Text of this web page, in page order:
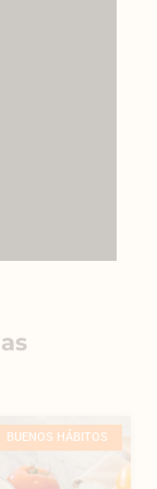
BUENOS HÁBITOS